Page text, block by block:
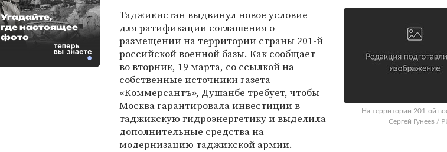
На территории 201-ой
Сергей Гунеев /
Таджикистан выдвинул новое условие
для ратификации соглашения о
размещении на территории страны 201-й
российской военной базы. Как сообщает
во вторник, 19 марта, со ссылкой на
собственные источники газета
«Коммерсантъ», Душанбе требует, чтобы
Москва гарантировала инвестиции в
таджикскую гидроэнергетику и выделила
дополнительные средства на
модернизацию таджикской армии.
Угадайте,
где настоящее
фото